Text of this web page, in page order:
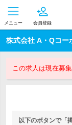
メニュー 会員登録
株式会社 A・Qコー
この求人は現在募
以下のボタンで「